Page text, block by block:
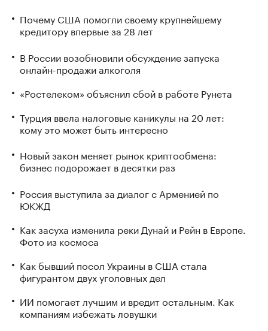
Почему США помогли своему крупнейшему
кредитору впервые за 28 лет
В России возобновили обсуждение запуска
онлайн-продажи алкоголя
«Ростелеком» объяснил сбой в работе Рунета
Турция ввела налоговые каникулы на 20 лет:
кому это может быть интересно
Новый закон меняет рынок криптообмена:
бизнес подорожает в десятки раз
Россия выступила за диалог с Арменией по
ЮКЖД
Как засуха изменила реки Дунай и Рейн в Европе.
Фото из космоса
Как бывший посол Украины в США стала
фигурантом двух уголовных дел
ИИ помогает лучшим и вредит остальным. Как
компаниям избежать ловушки